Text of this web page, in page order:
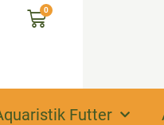
0
Futter